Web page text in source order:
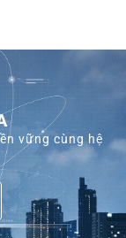
vững cùng hệ